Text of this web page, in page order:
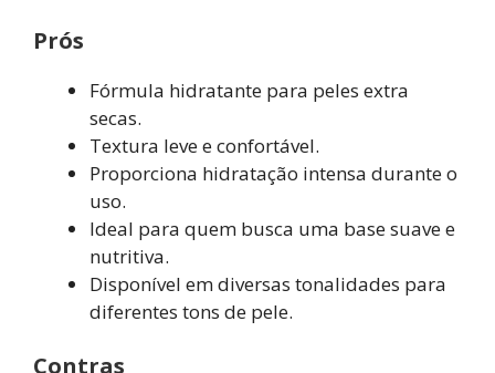
Prós
Fórmula hidratante para peles extra
secas.
Textura leve e confortável.
Proporciona hidratação intensa durante o
uso.
Ideal para quem busca uma base suave e
nutritiva.
Disponível em diversas tonalidades para
diferentes tons de pele.
Contras